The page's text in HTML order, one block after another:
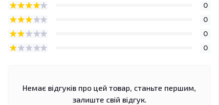
0
0
0
0
Немає відгуків про цей товар, станьте першим,
залиште свій відгук.